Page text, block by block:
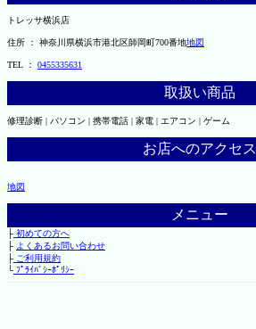
トレッサ横浜店
住所 ： 神奈川県横浜市港北区師岡町700番地地図
TEL ： 0455335631
取扱い商品
修理診断 | パソコン | 携帯電話 | 家電 | エアコン | ゲーム
お店へのアクセス
地図
メニュー
├初めての方へ
├ よくあるお問い合わせ
├ご利用規約
└ﾌﾟﾗｲﾊﾞｼｰﾎﾟﾘｼｰ